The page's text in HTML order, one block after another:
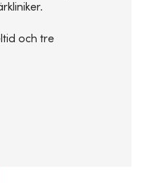
och tre